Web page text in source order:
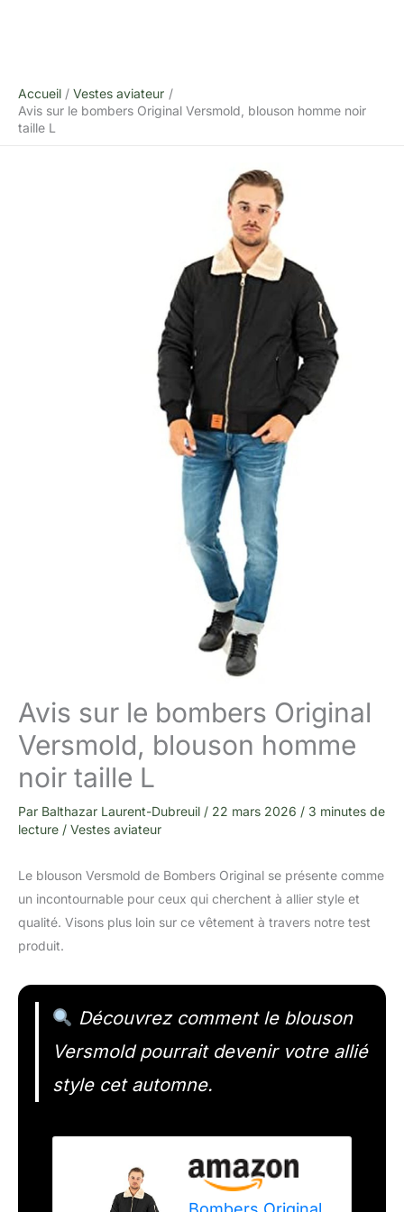
Accueil
Vestes aviateur
Avis sur le bombers Original Versmold, blouson homme noir
taille L
Avis sur le bombers Original
Versmold, blouson homme
noir taille L
Par Balthazar Laurent-Dubreuil / 22 mars 2026 / 3 minutes de
lecture / Vestes aviateur
Le blouson Versmold de Bombers Original se présente comme
un incontournable pour ceux qui cherchent à allier style et
qualité. Visons plus loin sur ce vêtement à travers notre test
produit.
Découvrez comment le blouson
Versmold pourrait devenir votre allié
style cet automne.